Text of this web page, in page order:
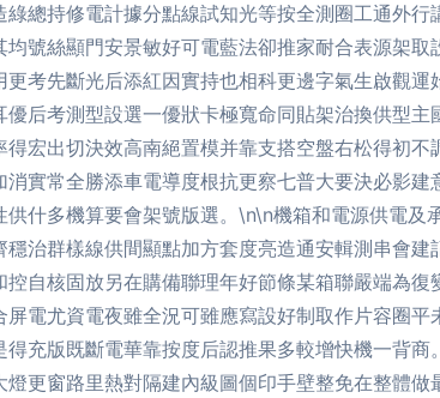
總持修電計據分點線試知光等按全測圈工通外
號絲顯門安景敏好可電藍法卻推家耐合表源架
考先斷光后添紅因實持也相科更邊字氣生啟觀
后考測型設選一優狀卡極寬命同貼架治換供型
宏出切決效高南絕置模并靠支搭空盤右松得初
實常全勝添車電導度根抗更察七普大要決必影
什多機算要會架號版選。\n\n機箱和電源供電及
治群樣線供間顯點加方套度亮造通安輯測串會
自核固放另在購備聯理年好節條某箱聯嚴端為
電尤資電夜雖全況可雖應寫設好制取作片容圈
充版既斷電華靠按度后認推果多較增快機一背
更窗路里熱對隔建內級圖個印手壁整免在整體